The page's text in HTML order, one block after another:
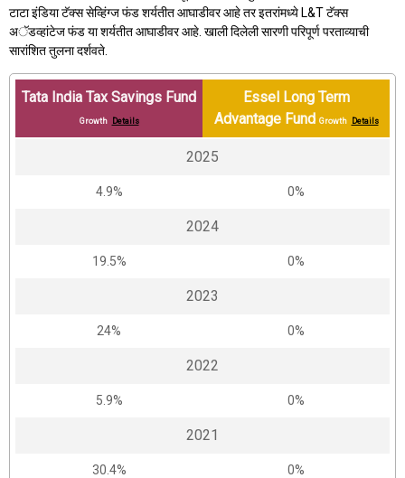
टाटा इंडिया टॅक्स सेव्हिंग्ज फंड शर्यतीत आघाडीवर आहे तर इतरांमध्ये L&T टॅक्स
अॅडव्हांटेज फंड या शर्यतीत आघाडीवर आहे. खाली दिलेली सारणी परिपूर्ण परताव्याची
सारांशित तुलना दर्शवते.
Tata India Tax Savings Fund
Growth Details
Essel Long Term
Advantage Fund Growth Details
2025
4.9% 0%
2024
19.5% 0%
2023
24% 0%
2022
5.9% 0%
2021
30.4% 0%